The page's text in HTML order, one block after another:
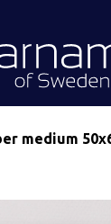
medium